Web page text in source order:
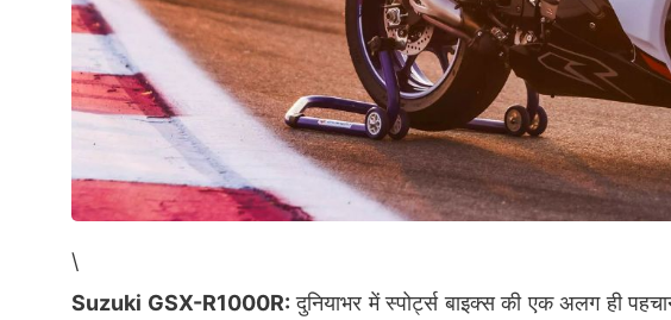
\
Suzuki GSX-R1000R: दुनियाभर में स्पोर्ट्स बाइक्स की एक अलग ही